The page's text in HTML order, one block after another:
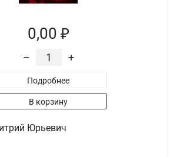
0,00 ₽
– +
Подробнее
В корзину
Юрьевич